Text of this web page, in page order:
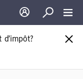
Ouverture de
Recherche
d’impôt?